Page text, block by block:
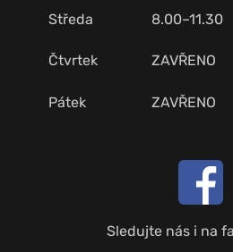
Středa
8.00–11.30
Čtvrtek ZAVŘENO
Pátek
ZAVŘENO
Sledujte nás i na